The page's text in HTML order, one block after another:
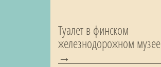
Туалет в финском
железнодорожном музее